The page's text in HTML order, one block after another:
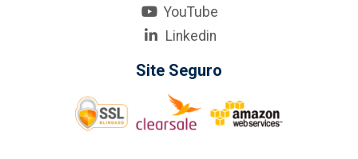
YouTube
Linkedin
Site Seguro